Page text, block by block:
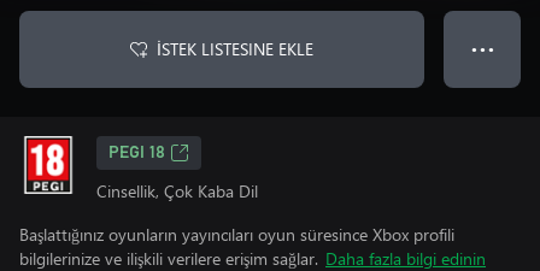
İSTEK LISTESINE EKLE ● ● ●
PEGI 18
Cinsellik, Çok Kaba Dil
Başlattığınız oyunların yayıncıları oyun süresince Xbox profili
bilgilerinize ve ilişkili verilere erişim sağlar. Daha fazla bilgi edinin